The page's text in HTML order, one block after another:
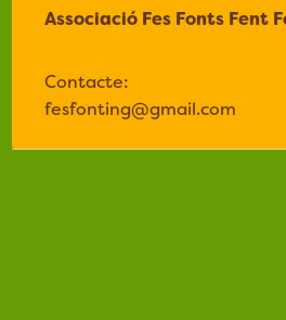
Associació Fes Fonts Fent
Contacte:
fesfonting@gmail.com